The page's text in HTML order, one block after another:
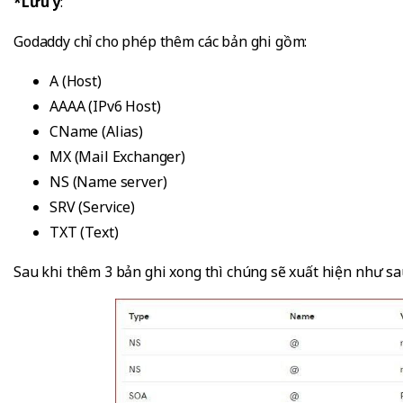
Godaddy chỉ cho phép thêm các bản ghi gồm:
A (Host)
AAAA (IPv6 Host)
CName (Alias)
MX (Mail Exchanger)
NS (Name server)
SRV (Service)
TXT (Text)
Sau khi thêm 3 bản ghi xong thì chúng sẽ xuất hiện như